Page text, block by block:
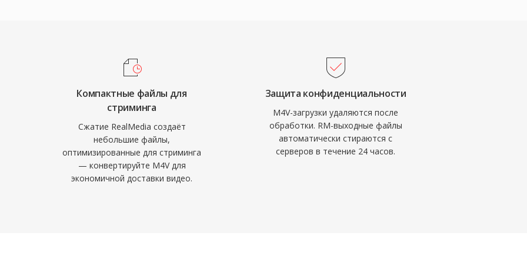
Файлы
с разными
к
времени.
название, автор,
с форматом
передачи
Компактные файлы для
стриминга
Сжатие RealMedia создаёт
небольшие файлы,
оптимизированные для стриминга
— конвертируйте M4V для
экономичной доставки видео.
Защита конфиденциальности
M4V-загрузки удаляются после
обработки. RM-выходные файлы
автоматически стираются с
серверов в течение 24 часов.